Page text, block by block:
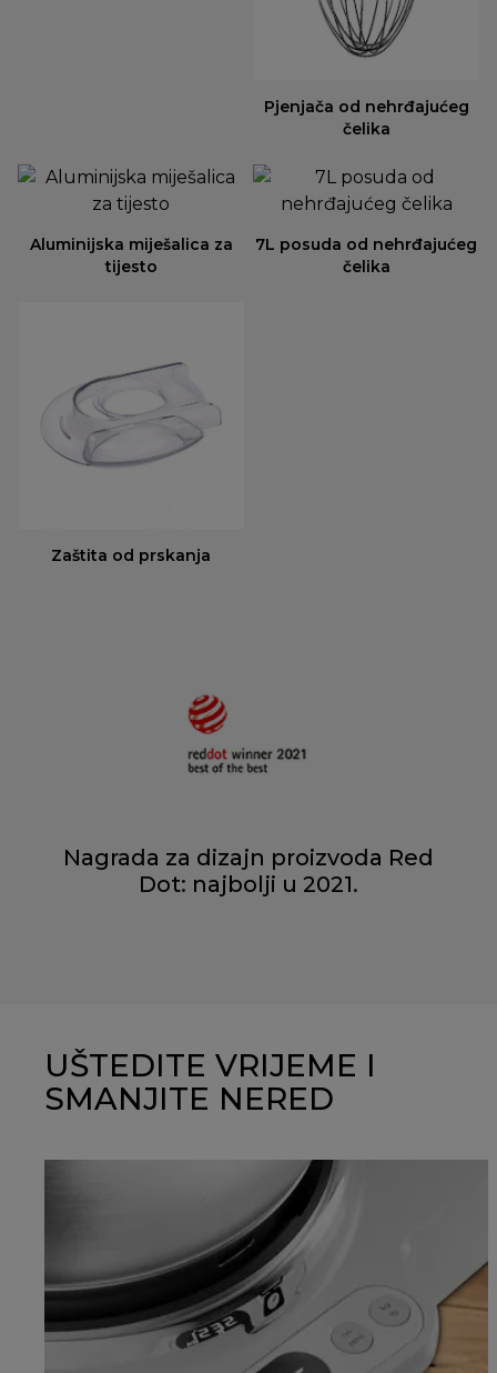
Pjenjača od nehrđajućeg
čelika
Aluminijska miješalica za
tijesto
7L posuda od nehrđajućeg
čelika
Zaštita od prskanja
Nagrada za dizajn proizvoda Red
Dot: najbolji u 2021.
UŠTEDITE VRIJEME I
SMANJITE NERED